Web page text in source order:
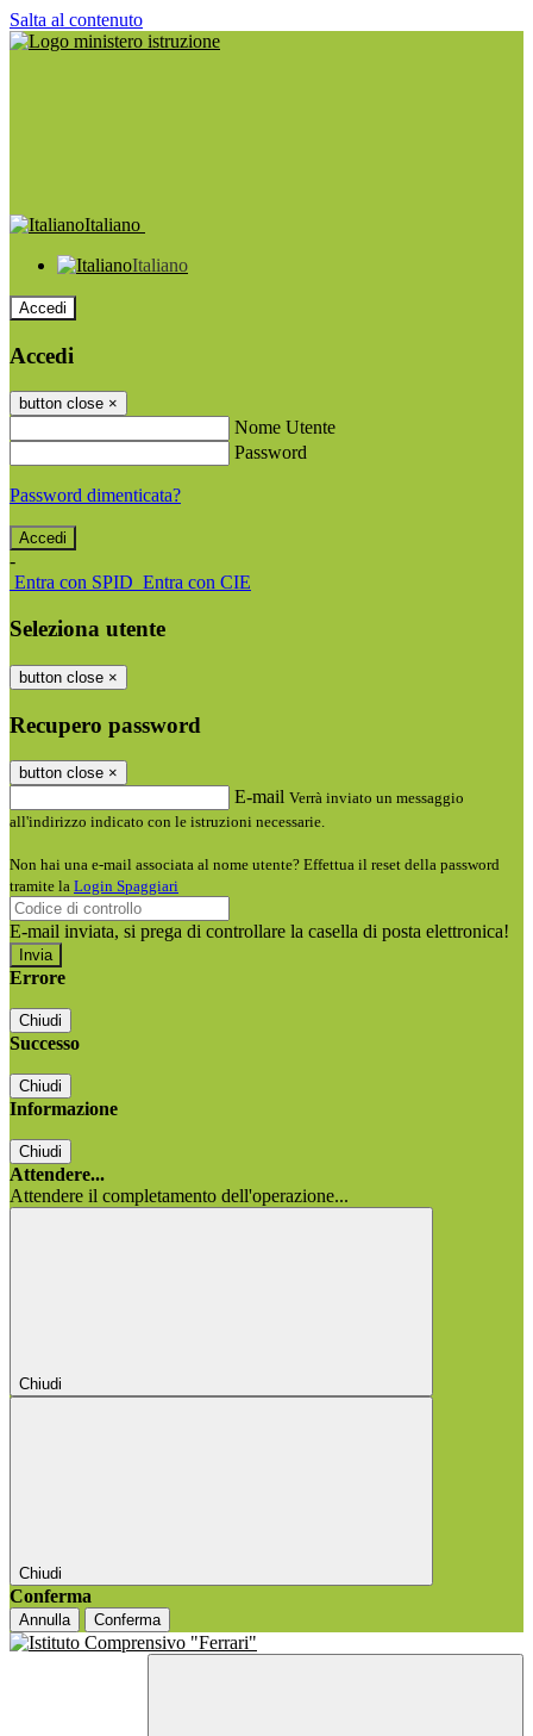
Salta al contenuto
Italiano
Italiano
Accedi
Accedi
button close ×
Nome Utente
Password
Password dimenticata?
-
Entra con SPID Entra con CIE
Seleziona utente
button close ×
Recupero password
button close ×
E-mail Verrà inviato un messaggio
all'indirizzo indicato con le istruzioni necessarie.
Non hai una e-mail associata al nome utente? Effettua il reset della password
tramite la Login Spaggiari
E-mail inviata, si prega di controllare la casella di posta elettronica!
Errore
Chiudi
Successo
Chiudi
Informazione
Chiudi
Attendere...
Attendere il completamento dell'operazione...
Chiudi
Chiudi
Conferma
Annulla Conferma